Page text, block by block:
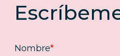
Nombre*